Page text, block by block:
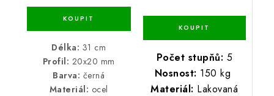
Délka: 31 cm
Profil: 20x20 mm
Barva: černá
Materiál: ocel
Počet stupňů: 5
Nosnost: 150 kg
Materiál: Lakovaná